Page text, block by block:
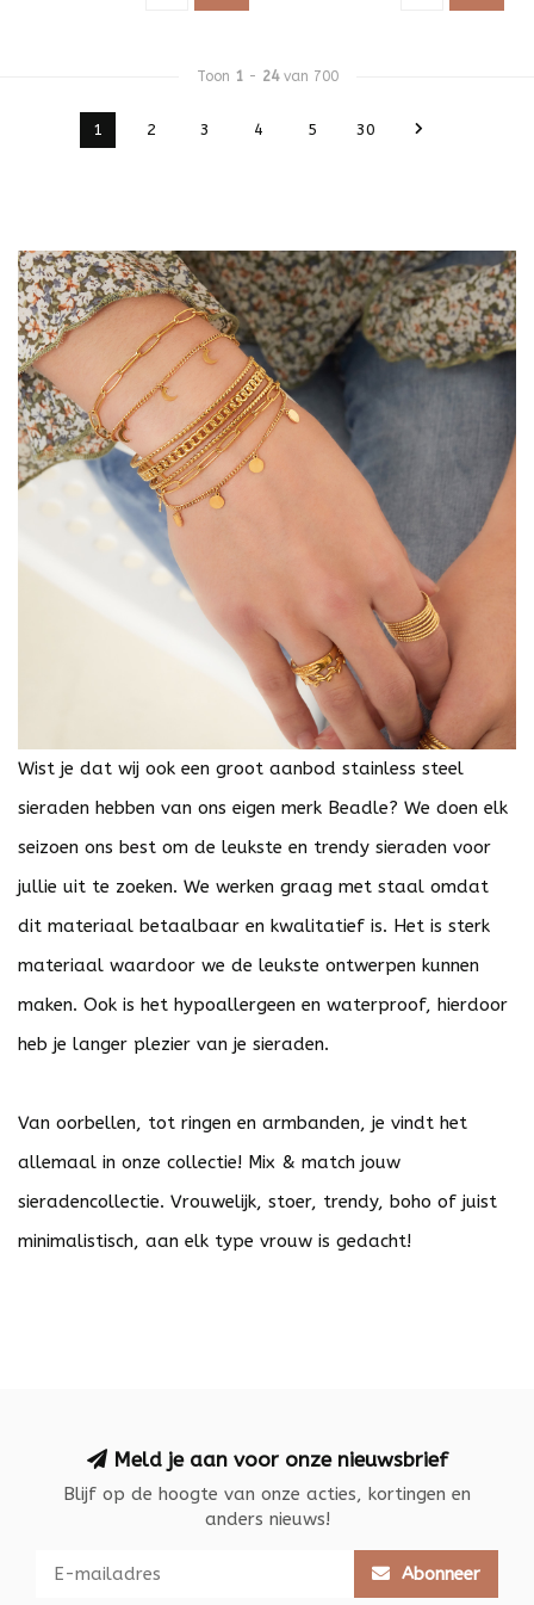
Toon 1- 24van 700
1 2 3 4 5 30
Wist je dat wij ook een groot aanbod stainless steel
sieraden hebben van ons eigen merk Beadle? We doen elk
seizoen ons best om de leukste en trendy sieraden voor
jullie uit te zoeken. We werken graag met staal omdat
dit materiaal betaalbaar en kwalitatief is. Het is sterk
materiaal waardoor we de leukste ontwerpen kunnen
maken. Ook is het hypoallergeen en waterproof, hierdoor
heb je langer plezier van je sieraden.
Van oorbellen, tot ringen en armbanden, je vindt het
allemaal in onze collectie! Mix & match jouw
sieradencollectie. Vrouwelijk, stoer, trendy, boho of juist
minimalistisch, aan elk type vrouw is gedacht!
Meld je aan voor onze nieuwsbrief
Blijf op de hoogte van onze acties, kortingen en
anders nieuws!
Abonneer